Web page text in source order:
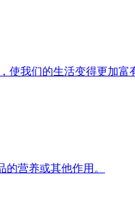
我们的生活变得更加富
营养或其他作用。